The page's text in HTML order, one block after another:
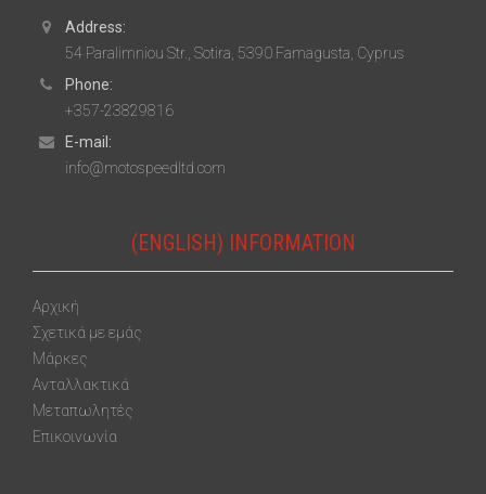
Address:
54 Paralimniou Str., Sotira, 5390 Famagusta, Cyprus
Phone:
+357-23829816
E-mail:
info@motospeedltd.com
(ENGLISH) INFORMATION
Αρχική
Σχετικά με εμάς
Μάρκες
Ανταλλακτικά
Μεταπωλητές
Επικοινωνία